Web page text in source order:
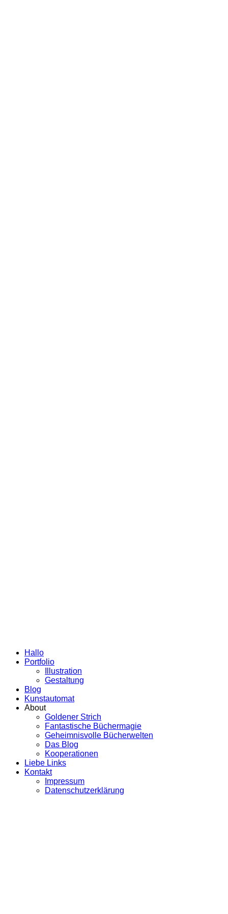
Hallo
Portfolio
Illustration
Gestaltung
Blog
Kunstautomat
About
Goldener Strich
Fantastische Büchermagie
Geheimnisvolle Bücherwelten
Das Blog
Kooperationen
Liebe Links
Kontakt
Impressum
Datenschutzerklärung